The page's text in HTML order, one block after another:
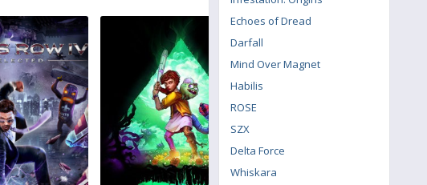
Echoes of Dread
Darfall
Mind Over Magnet
Habilis
ROSE
SZX
Delta Force
Whiskara